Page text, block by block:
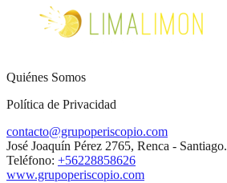
Quiénes Somos
Política de Privacidad
contacto@grupoperiscopio.com
José Joaquín Pérez 2765, Renca - Santiago.
Teléfono: +56228858626
www.grupoperiscopio.com